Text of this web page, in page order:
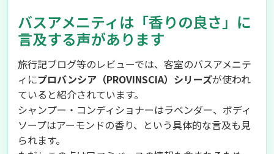
バスアメニティは「香りの良さ」に
言及する声があります
旅行記ブログ等のレビューでは、客室のバスアメニテ
ィにプロバンシア（PROVINSCIA）シリーズが使われ
ていると紹介されています。
シャンプー・コンディショナーはラベンダー、ボディ
ソープはアーモンドの香り、という具体的な言及も見
られます。